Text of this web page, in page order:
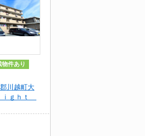
物件あり
川越町大
ｉｇｈｔ